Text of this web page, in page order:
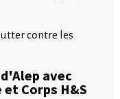
contre les
avec
Corps H&S